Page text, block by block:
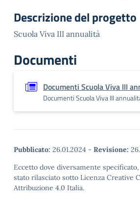
Descrizione del progetto
Scuola Viva III annualità
Documenti
Documenti Scuola Viva III
Documenti Scuola Viva III
Pubblicato: 26.01.2024 - Revisione:
Eccetto dove diversamente
stato rilasciato sotto Licenza Creative
Attribuzione 4.0 Italia.